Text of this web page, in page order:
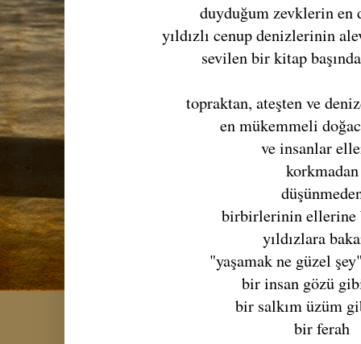
duyduğum zevklerin en
yıldızlı cenup denizlerinin
sevilen bir kitap
topraktan, ateşten ve
en mükemmeli
ve insanlar
korkmadan
birbirlerinin ellerine
yıldızlara
"yaşamak ne güzel
bir insan gözü
bir salkım üzüm
bir ferah